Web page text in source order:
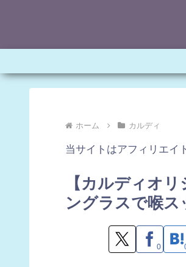
ホーム カルディ
当サイトはアフィリエイ
【カルディオ
ングラスで喉ス
0